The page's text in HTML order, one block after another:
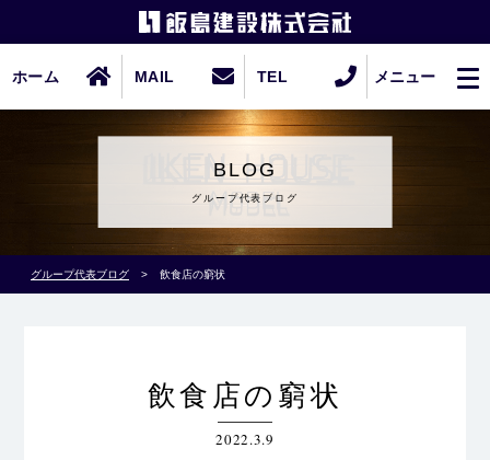
ホーム MAIL TEL メニュー
BLOG
グループ代表ブログ
グループ代表ブログ > 飲食店の窮状
飲食店の窮状
2022.3.9